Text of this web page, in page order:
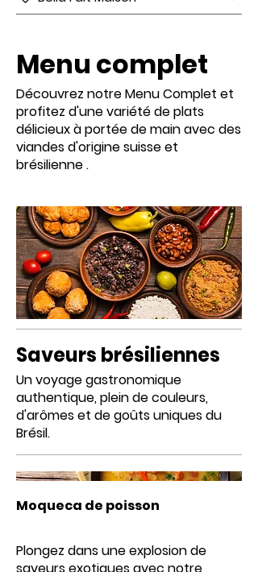
Menu complet
Découvrez notre Menu Complet et
profitez d'une variété de plats
délicieux à portée de main avec des
viandes d'origine suisse et
brésilienne .
Saveurs brésiliennes
Un voyage gastronomique
authentique, plein de couleurs,
d'arômes et de goûts uniques du
Brésil.
Moqueca de poisson
Plongez dans une explosion de